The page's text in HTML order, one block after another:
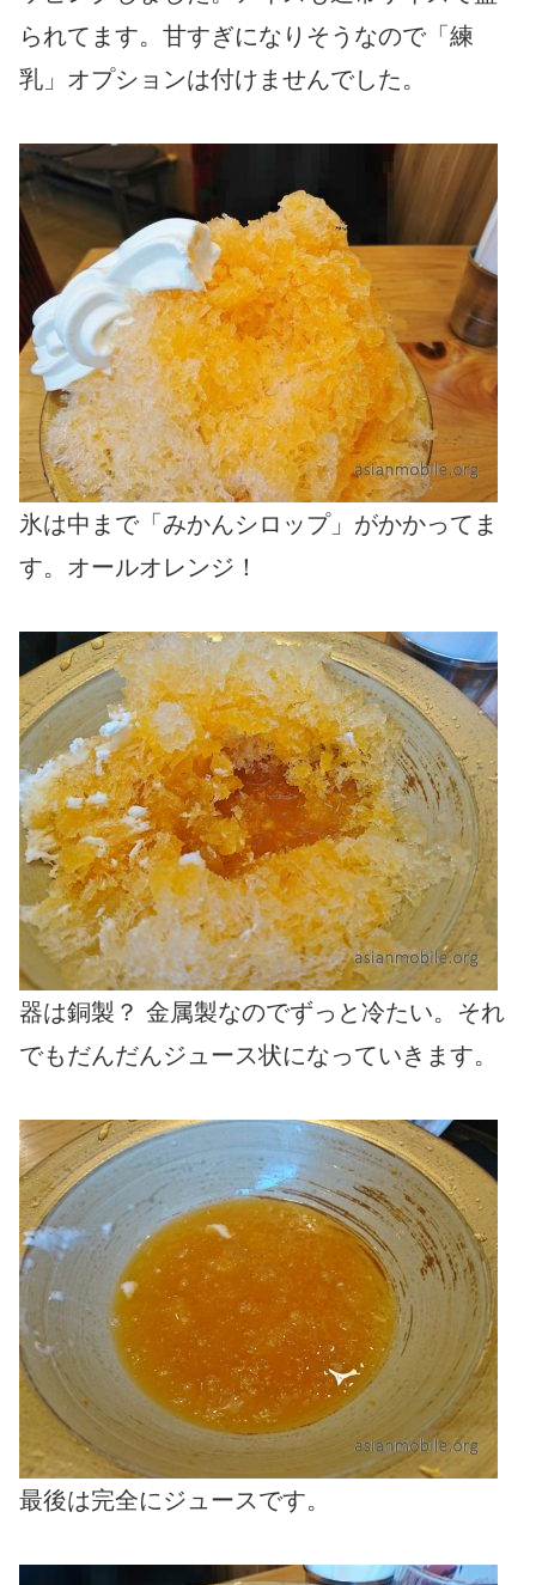
られてます。甘すぎになりそうなので「練
乳」オプションは付けませんでした。
氷は中まで「みかんシロップ」がかかってま
す。オールオレンジ！
器は銅製？ 金属製なのでずっと冷たい。それ
でもだんだんジュース状になっていきます。
最後は完全にジュースです。